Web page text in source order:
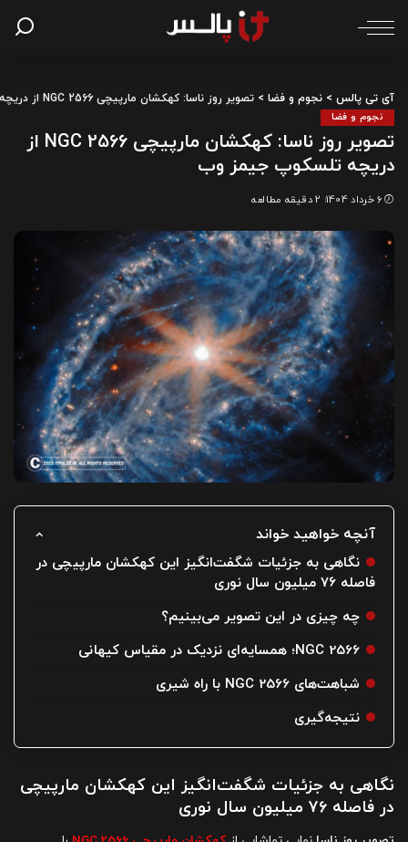
آی تی پالس > نجوم و فضا > تصویر روز ناسا: کهکشان مارپیچی NGC 2566 از دریچه تلسکوپ جیمز وب
نجوم و فضا
تصویر روز ناسا: کهکشان مارپیچی NGC 2566 از
دریچه تلسکوپ جیمز وب
6 خرداد 1404 2 دقیقه مطالعه
آنچه خواهید خواند
نگاهی به جزئیات شگفت‌انگیز این کهکشان مارپیچی در
فاصله ۷۶ میلیون سال نوری
چه چیزی در این تصویر می‌بینیم؟
NGC 2566؛ همسایه‌ای نزدیک در مقیاس کیهانی
شباهت‌های NGC 2566 با راه شیری
نتیجه‌گیری
نگاهی به جزئیات شگفت‌انگیز این کهکشان مارپیچی
در فاصله ۷۶ میلیون سال نوری